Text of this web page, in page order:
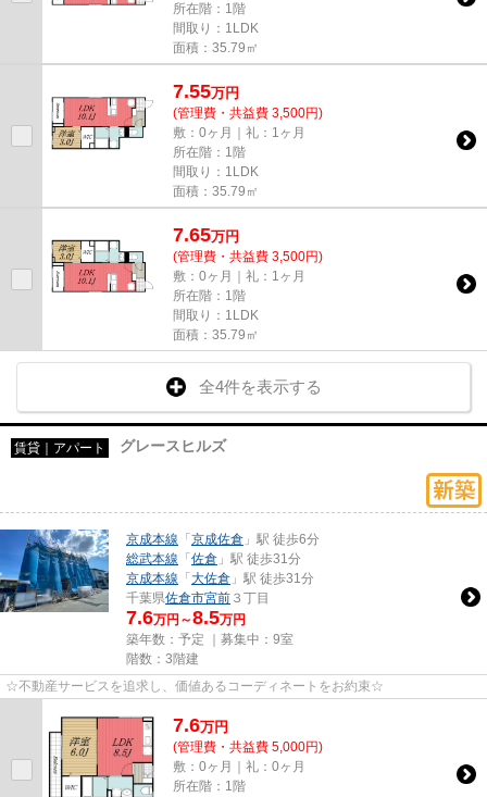
所在階：1階
間取り：1LDK
面積：35.79㎡
7.55万円
(管理費・共益費 3,500円)
敷：0ヶ月｜礼：1ヶ月
所在階：1階
間取り：1LDK
面積：35.79㎡
7.65万円
(管理費・共益費 3,500円)
敷：0ヶ月｜礼：1ヶ月
所在階：1階
間取り：1LDK
面積：35.79㎡
全4件を表示する
賃貸｜アパート グレースヒルズ
京成本線 「 京成佐倉 」駅 徒歩6分
総武本線 「 佐倉 」駅 徒歩31分
京成本線 「 大佐倉 」駅 徒歩31分
千葉県佐倉市宮前 ３丁目
7.6万円～8.5万円
築年数：予定 ｜募集中： 9室
階数：3階建
☆不動産サービスを追求し、価値あるコーディネートをお約束☆
7.6万円
(管理費・共益費 5,000円)
敷：0ヶ月｜礼：0ヶ月
所在階：1階